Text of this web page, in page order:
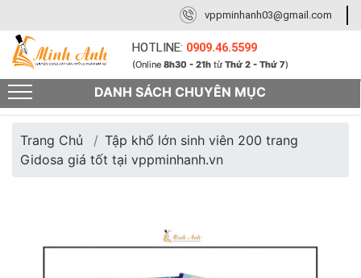
DANH SÁCH CHUYÊN MỤC
vppminhanh03@gmail.com
HOTLINE: 0909.46.5599
(Online8h30 - 21h từThứ 2 - Thứ 7)
Trang Chủ
Tập khổ lớn sinh viên 200 trang
Gidosa giá tốt tại vppminhanh.vn